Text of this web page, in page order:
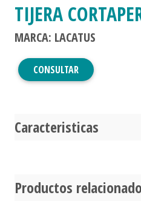
TIJERA
MARCA: LACATUS
CONSULTAR
Caracteristicas
Productos